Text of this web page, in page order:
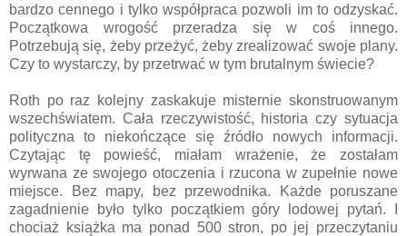
bardzo cennego i tylko współpraca pozwoli im to odzyskać.
Początkowa wrogość przeradza się w coś innego.
Potrzebują się, żeby przeżyć, żeby zrealizować swoje plany.
Czy to wystarczy, by przetrwać w tym brutalnym świecie?
Roth po raz kolejny zaskakuje misternie skonstruowanym
wszechświatem. Cała rzeczywistość, historia czy sytuacja
polityczna to niekończące się źródło nowych informacji.
Czytając tę powieść, miałam wrażenie, że zostałam
wyrwana ze swojego otoczenia i rzucona w zupełnie nowe
miejsce. Bez mapy, bez przewodnika. Każde poruszane
zagadnienie było tylko początkiem góry lodowej pytań. I
chociaż książka ma ponad 500 stron, po jej przeczytaniu